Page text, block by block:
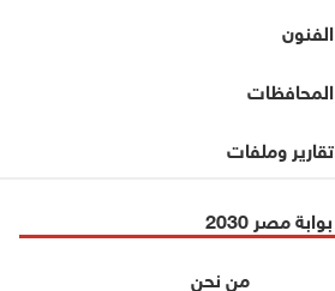
الفنون
المحافظات
تقارير وملفات
بوابة مصر 2030
من نحن